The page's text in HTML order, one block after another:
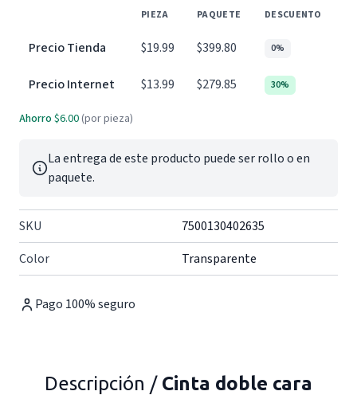
PIEZA PAQUETE DESCUENTO
Precio Tienda $19.99 $399.80 0%
Precio Internet $13.99 $279.85 30%
Ahorro $6.00 (por pieza)
La entrega de este producto puede ser rollo o en
paquete.
SKU
7500130402635
Color
Transparente
Pago 100% seguro
Descripción / Cinta doble cara